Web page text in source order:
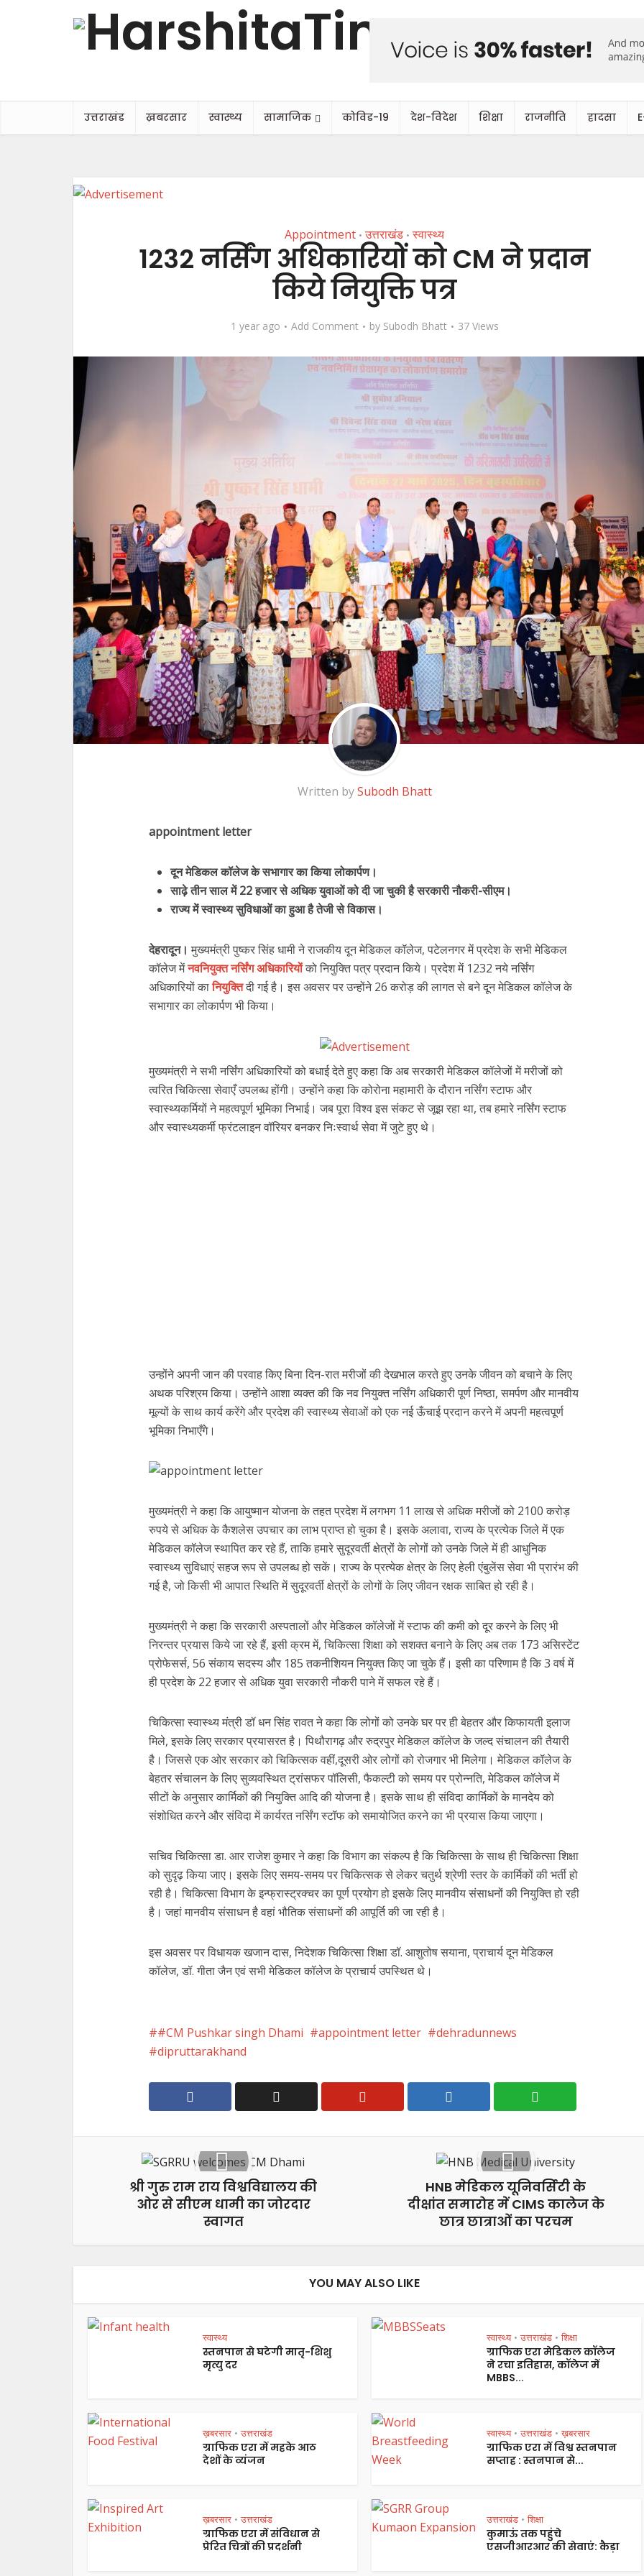
उत्तराखंड ख़बरसार स्वास्थ्य सामाजिक कोविड-19 देश-विदेश शिक्षा राजनीति हादसा
Appointment • उत्तराखंड • स्वास्थ्य
1232 नर्सिंग अधिकारियों को CM ने प्रदान
किये नियुक्ति पत्र
1 year ago Add Comment by Subodh Bhatt 37 Views
Written bySubodh Bhatt
appointment letter
दून मेडिकल कॉलेज के सभागार का किया लोकार्पण।
साढ़े तीन साल में 22 हजार से अधिक युवाओं को दी जा चुकी है सरकारी नौकरी-सीएम।
राज्य में स्वास्थ्य सुविधाओं का हुआ है तेजी से विकास।
देहरादून। मुख्यमंत्री पुष्कर सिंह धामी ने राजकीय दून मेडिकल कॉलेज, पटेलनगर में प्रदेश के सभी मेडिकल
कॉलेज मेंनवनियुक्त नर्सिंग अधिकारियोंको नियुक्ति पत्र प्रदान किये। प्रदेश में 1232 नये नर्सिंग
अधिकारियों कानियुक्तिदी गई है। इस अवसर पर उन्होंने 26 करोड़ की लागत से बने दून मेडिकल कॉलेज के
सभागार का लोकार्पण भी किया।
मुख्यमंत्री ने सभी नर्सिंग अधिकारियों को बधाई देते हुए कहा कि अब सरकारी मेडिकल कॉलेजों में मरीजों को
त्वरित चिकित्सा सेवाएँ उपलब्ध होंगी। उन्होंने कहा कि कोरोना महामारी के दौरान नर्सिंग स्टाफ और
स्वास्थ्यकर्मियों ने महत्वपूर्ण भूमिका निभाई। जब पूरा विश्व इस संकट से जूझ रहा था, तब हमारे नर्सिंग स्टाफ
और स्वास्थ्यकर्मी फ्रंटलाइन वॉरियर बनकर निःस्वार्थ सेवा में जुटे हुए थे।
उन्होंने अपनी जान की परवाह किए बिना दिन-रात मरीजों की देखभाल करते हुए उनके जीवन को बचाने के लिए
अथक परिश्रम किया। उन्होंने आशा व्यक्त की कि नव नियुक्त नर्सिंग अधिकारी पूर्ण निष्ठा, समर्पण और मानवीय
मूल्यों के साथ कार्य करेंगे और प्रदेश की स्वास्थ्य सेवाओं को एक नई ऊँचाई प्रदान करने में अपनी महत्वपूर्ण
भूमिका निभाएँगे।
मुख्यमंत्री ने कहा कि आयुष्मान योजना के तहत प्रदेश में लगभग 11 लाख से अधिक मरीजों को 2100 करोड़
रुपये से अधिक के कैशलेस उपचार का लाभ प्राप्त हो चुका है। इसके अलावा, राज्य के प्रत्येक जिले में एक
मेडिकल कॉलेज स्थापित कर रहे हैं, ताकि हमारे सुदूरवर्ती क्षेत्रों के लोगों को उनके जिले में ही आधुनिक
स्वास्थ्य सुविधाएं सहज रूप से उपलब्ध हो सकें। राज्य के प्रत्येक क्षेत्र के लिए हेली एंबुलेंस सेवा भी प्रारंभ की
गई है, जो किसी भी आपात स्थिति में सुदूरवर्ती क्षेत्रों के लोगों के लिए जीवन रक्षक साबित हो रही है।
मुख्यमंत्री ने कहा कि सरकारी अस्पतालों और मेडिकल कॉलेजों में स्टाफ की कमी को दूर करने के लिए भी
निरन्तर प्रयास किये जा रहे हैं, इसी क्रम में, चिकित्सा शिक्षा को सशक्त बनाने के लिए अब तक 173 असिस्टेंट
प्रोफेसर्स, 56 संकाय सदस्य और 185 तकनीशियन नियुक्त किए जा चुके हैं। इसी का परिणाम है कि 3 वर्ष में
ही प्रदेश के 22 हजार से अधिक युवा सरकारी नौकरी पाने में सफल रहे हैं।
चिकित्सा स्वास्थ्य मंत्री डॉ धन सिंह रावत ने कहा कि लोगों को उनके घर पर ही बेहतर और किफायती इलाज
मिले, इसके लिए सरकार प्रयासरत है। पिथौरागढ़ और रुद्रपुर मेडिकल कॉलेज के जल्द संचालन की तैयारी
है। जिससे एक ओर सरकार को चिकित्सक वहीं,दूसरी ओर लोगों को रोजगार भी मिलेगा। मेडिकल कॉलेज के
बेहतर संचालन के लिए सुव्यवस्थित ट्रांसफर पॉलिसी, फैकल्टी को समय पर प्रोन्नति, मेडिकल कॉलेज में
सीटों के अनुसार कार्मिकों की नियुक्ति आदि की योजना है। इसके साथ ही संविदा कार्मिकों के मानदेय को
संशोधित करने और संविदा में कार्यरत नर्सिंग स्टॉफ को समायोजित करने का भी प्रयास किया जाएगा।
सचिव चिकित्सा डा. आर राजेश कुमार ने कहा कि विभाग का संकल्प है कि चिकित्सा के साथ ही चिकित्सा शिक्षा
को सुदृढ़ किया जाए। इसके लिए समय-समय पर चिकित्सक से लेकर चतुर्थ श्रेणी स्तर के कार्मिकों की भर्ती हो
रही है। चिकित्सा विभाग के इन्फ्रास्ट्रक्चर का पूर्ण प्रयोग हो इसके लिए मानवीय संसाधनों की नियुक्ति हो रही
है। जहां मानवीय संसाधन है वहां भौतिक संसाधनों की आपूर्ति की जा रही है।
इस अवसर पर विधायक खजान दास, निदेशक चिकित्सा शिक्षा डॉ. आशुतोष सयाना, प्राचार्य दून मेडिकल
कॉलेज, डॉ. गीता जैन एवं सभी मेडिकल कॉलेज के प्राचार्य उपस्थित थे।
#CM Pushkar singh Dhami appointment letter
dehradunnews
dipruttarakhand
श्री गुरु राम राय विश्वविद्यालय की
ओर से सीएम धामी का जोरदार
स्वागत
HNB मेडिकल यूनिवर्सिटी के
दीक्षांत समारोह में CIMS कालेज के
छात्र छात्राओं का परचम
YOU MAY ALSO LIKE
स्वास्थ्य
स्तनपान से घटेगी मातृ-शिशु
मृत्यु दर
स्वास्थ्य • उत्तराखंड • शिक्षा
ग्राफिक एरा मेडिकल कॉलेज
ने रचा इतिहास, कॉलेज में
MBBS...
ख़बरसार • उत्तराखंड
ग्राफिक एरा में महके आठ
देशों के व्यंजन
स्वास्थ्य • उत्तराखंड • ख़बरसार
ग्राफिक एरा में विश्व स्तनपान
सप्ताह : स्तनपान से...
ख़बरसार • उत्तराखंड
ग्राफिक एरा में संविधान से
प्रेरित चित्रों की प्रदर्शनी
उत्तराखंड • शिक्षा
कुमाऊं तक पहुंचे
एसजीआरआर की सेवाएं: कैड़ा